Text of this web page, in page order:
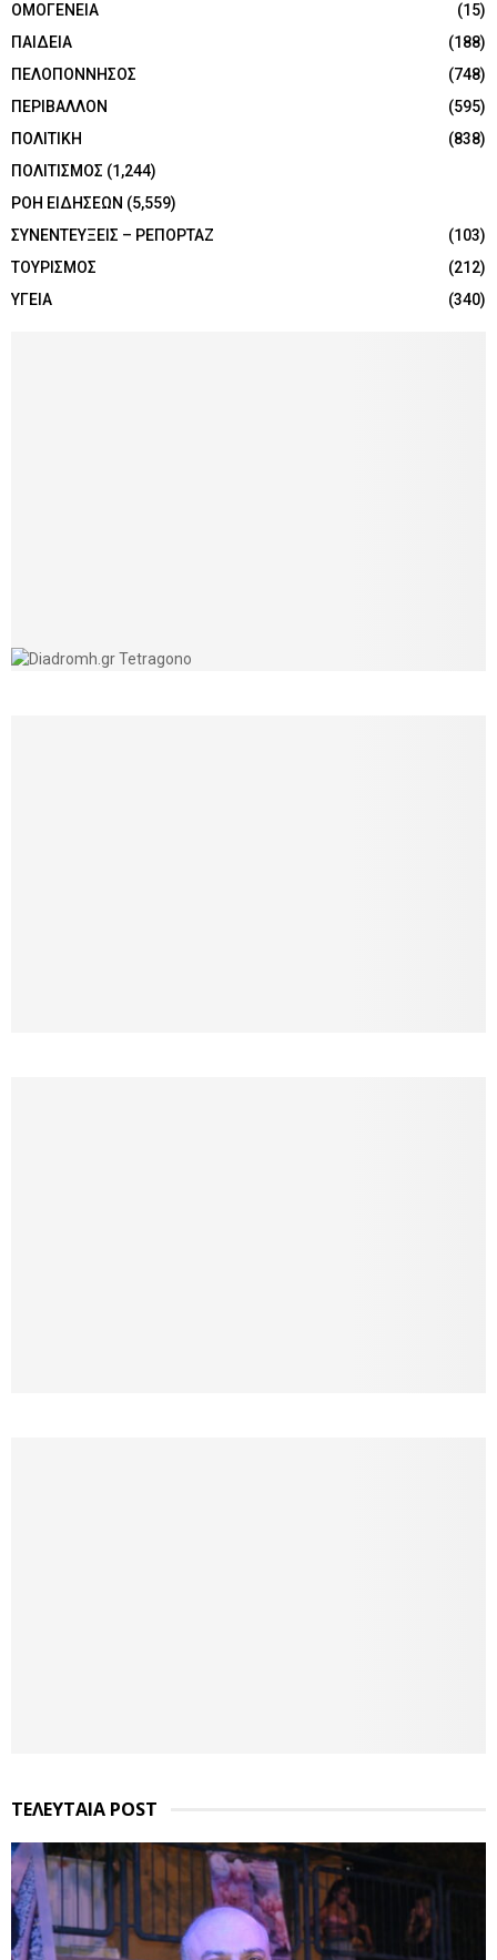
ΟΜΟΓΕΝΕΙΑ
(15)
ΠΑΙΔΕΙΑ
(188)
ΠΕΛΟΠΟΝΝΗΣΟΣ
(748)
ΠΕΡΙΒΑΛΛΟΝ
(595)
ΠΟΛΙΤΙΚΗ
(838)
ΠΟΛΙΤΙΣΜΟΣ (1,244)
ΡΟΗ ΕΙΔΗΣΕΩΝ (5,559)
ΣΥΝΕΝΤΕΥΞΕΙΣ – ΡΕΠΟΡΤΑΖ
(103)
ΤΟΥΡΙΣΜΟΣ
(212)
ΥΓΕΙΑ
(340)
ΤΕΛΕΥΤΑΙΑ POST